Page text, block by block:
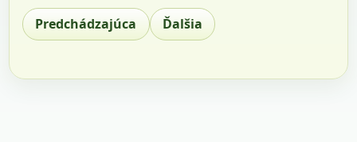
Predchádzajúca Ďalšia